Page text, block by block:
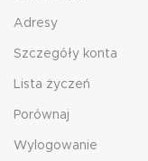
Adresy
Szczegóły konta
Lista życzeń
Porównaj
Wylogowanie